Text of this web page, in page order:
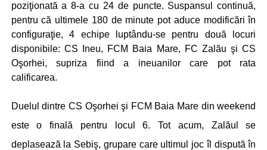
poziţionată a 8-a cu 24 de puncte. Suspansul continuă,
pentru că ultimele 180 de minute pot aduce modificări în
configuraţie, 4 echipe luptându-se pentru două locuri
disponibile: CS Ineu, FCM Baia Mare, FC Zalău şi CS
Oşorhei, supriza fiind a ineuanilor care pot rata
calificarea.
Duelul dintre CS Oşorhei şi FCM Baia Mare din weekend
este o finală pentru locul 6. Tot acum, Zalăul se
deplasează la Sebiş, grupare care ultimul joc îl dispută în